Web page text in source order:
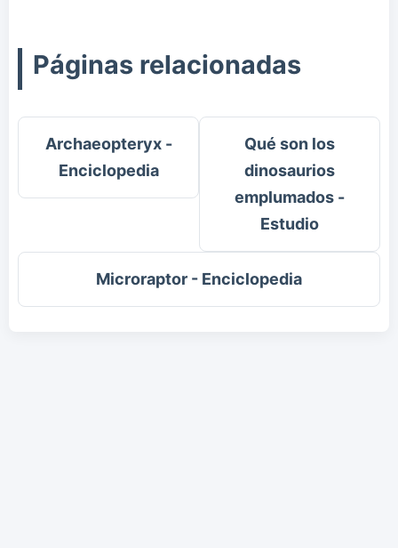
Páginas relacionadas
Archaeopteryx -
Enciclopedia
Qué son los
dinosaurios
emplumados -
Estudio
Microraptor - Enciclopedia